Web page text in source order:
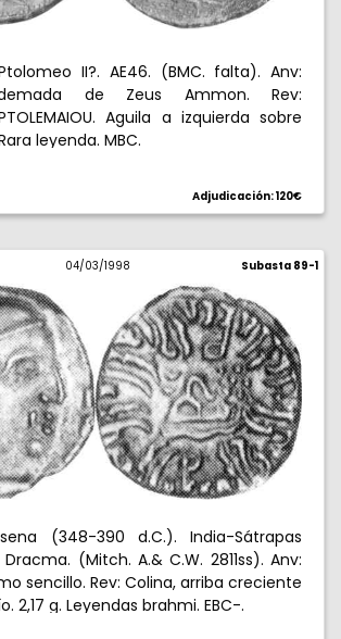
II?. AE46. (BMC. falta). Anv:
de Zeus Ammon. Rev:
PTOLEMAIOU. Aguila a izquierda sobre
leyenda. MBC.
Adjudicación: 120€
04/03/1998 Subasta 89-1
(348-390 d.C.). India-Sátrapas
(Mitch. A.& C.W. 2811ss). Anv:
sencillo. Rev: Colina, arriba creciente
2,17 g. Leyendas brahmi. EBC-.